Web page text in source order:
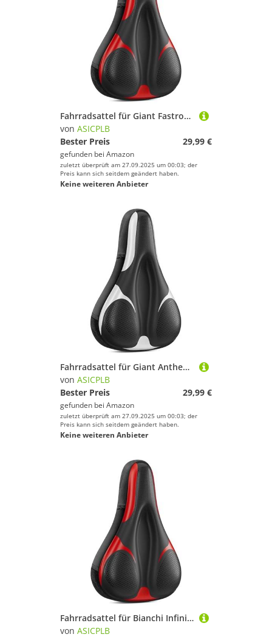
Fahrradsattel für Giant Fastroad Advanced, Bequemer Stoßdämpfender PU-Fahrradsitzkissen, Atmungsaktiv Mountainbikesättel für Tägliche Reisen und Wandern, C
von ASICPLB
Bester Preis
29,99 €
gefunden bei Amazon
zuletzt überprüft am 27.09.2025 um 00:03; der
Preis kann sich seitdem geändert haben.
Keine weiteren Anbieter
Fahrradsattel für Giant Anthem X1 Anthem X3 AnyRoad 2 AnyRoad Advanced 2, Bequemer Stoßdämpfender PU-Fahrradsitzkissen, Atmungsaktiv Mountainbikesättel für Tägliche Reisen und Wandern, B
von ASICPLB
Bester Preis
29,99 €
gefunden bei Amazon
zuletzt überprüft am 27.09.2025 um 00:03; der
Preis kann sich seitdem geändert haben.
Keine weiteren Anbieter
Fahrradsattel für Bianchi Infinito CV DAMA Infinito CV Disc Infinito XE Intenso, Bequemer Stoßdämpfender PU-Fahrradsitzkissen, Atmungsaktiv Mountainbikesättel für Tägliche Reisen und Wandern
von ASICPLB